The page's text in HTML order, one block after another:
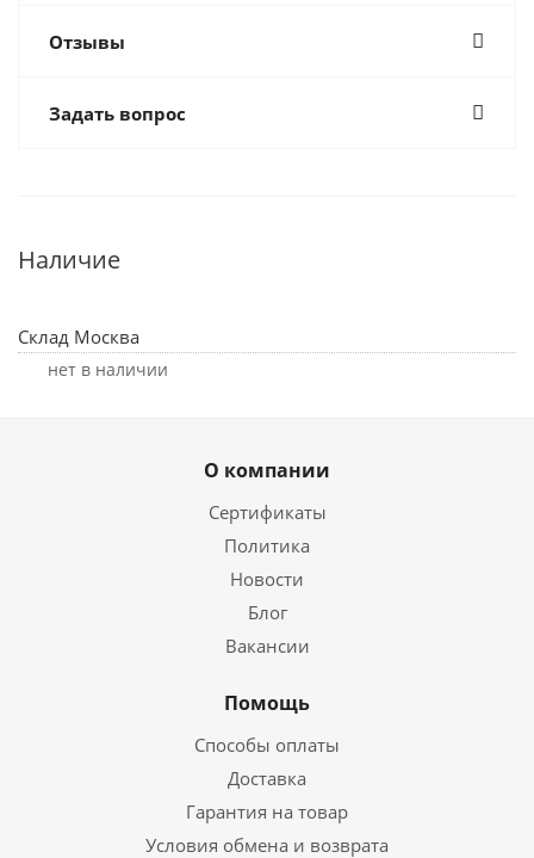
Отзывы
Задать вопрос
Наличие
Склад Москва
Нет в наличии
О компании
Сертификаты
Политика
Новости
Блог
Вакансии
Помощь
Способы оплаты
Доставка
Гарантия на товар
Условия обмена и возврата